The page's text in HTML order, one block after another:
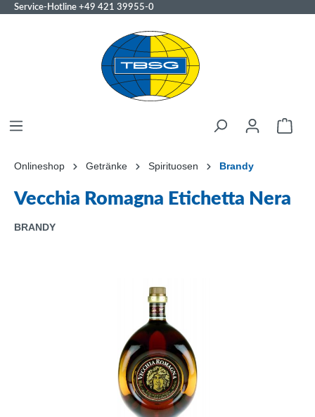
Service-Hotline +49 421 39955-0
Onlineshop Getränke Spirituosen Brandy
Vecchia Romagna Etichetta Nera
BRANDY